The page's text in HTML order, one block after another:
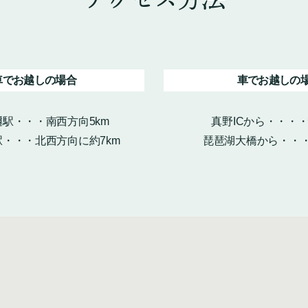
でお越しの場合
・・・南西方向5km
・・北西方向に約7km
車でお越しの
真野ICから・・・
琵琶湖大橋から・・